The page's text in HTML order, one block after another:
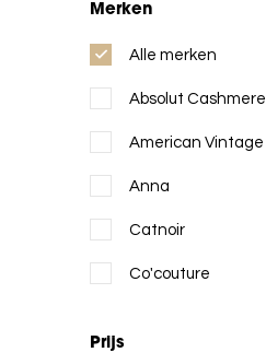
Merken
Alle merken
Absolut Cashmere
American Vintage
Anna
Catnoir
Co'couture
Prijs